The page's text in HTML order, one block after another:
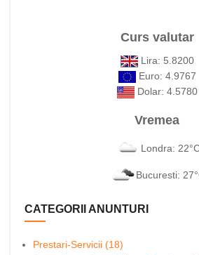
Curs valutar
Lira: 5.8200
Euro: 4.9767
Dolar: 4.5780
Vremea
Londra:
Bucuresti:
CATEGORII ANUNTURI
Prestari-Servicii (18)